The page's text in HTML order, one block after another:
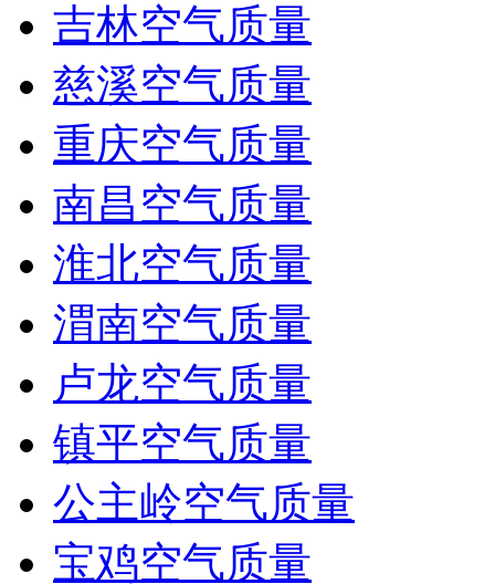
吉林空气质量
慈溪空气质量
重庆空气质量
南昌空气质量
淮北空气质量
渭南空气质量
卢龙空气质量
镇平空气质量
公主岭空气质量
宝鸡空气质量